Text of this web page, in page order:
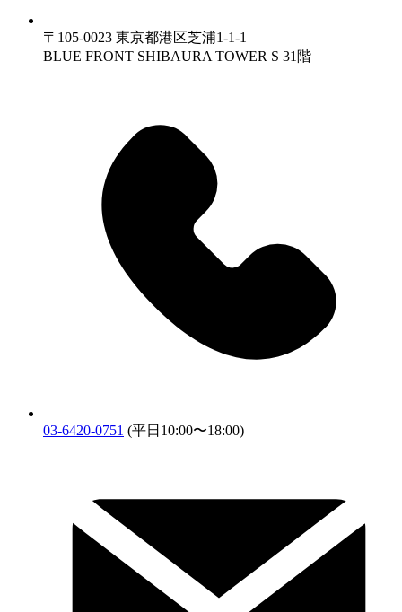
〒105-0023 東京都港区芝浦1-1-1
BLUE FRONT SHIBAURA TOWER S 31階
03-6420-0751 (平日10:00〜18:00)